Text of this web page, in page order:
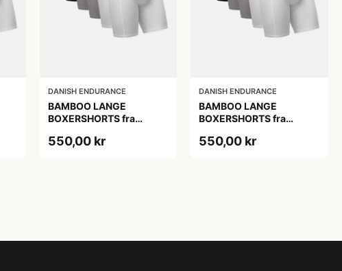
DANISH ENDURANCE
BAMBOO LANGE
BOXERSHORTS fra
Sort/Rød | Grå | Hvid 6-
550,00 kr
DANISH ENDURANCE
BAMBOO LANGE
BOXERSHORTS fra
Sort/Rød | Grå | Hvid 6-
550,00 kr